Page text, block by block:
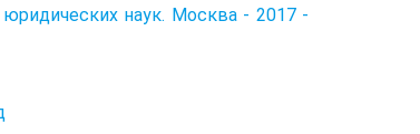
наук. Москва - 2017 -